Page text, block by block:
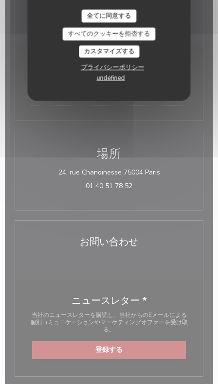
全てに同意する
すべてのクッキーを拒否する
カスタマイズする
プライバシーポリシー
undefined
カルトブルー, ビザ, ユーロカード /マスターカード,
現金, チェック, アメックス
営業時間
場所
24, rue Chanoinesse 75004 Paris((新しいウィンド
01 40 51 78 52
お問い合わせ
ニュースレター *
当社のニュースレターを購読し、当社からのEメールによる
個別コミュニケーションやマーケティングオファーを受け取
る。
登録する